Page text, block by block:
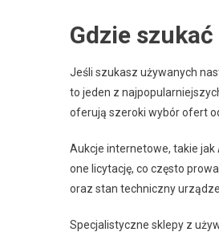
Gdzie
Jeśli szukasz używanych
to jeden z
oferują szeroki wybór ofert
Aukcje internetowe, takie
one licytację, co często
oraz stan techniczny
Specjalistyczne sklepy z